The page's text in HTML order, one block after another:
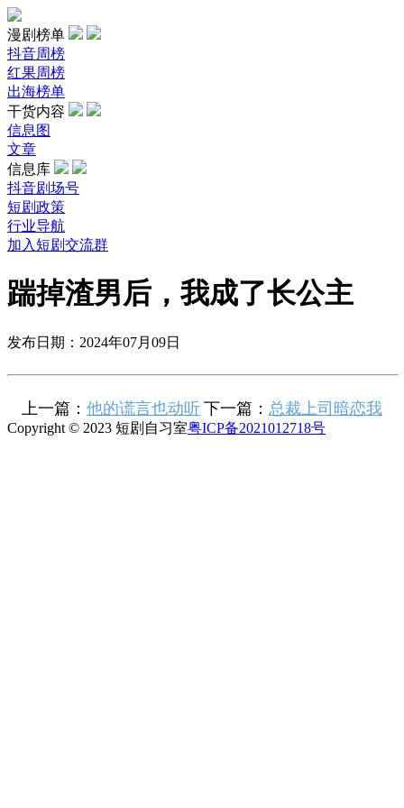
漫剧榜单
抖音周榜
红果周榜
出海榜单
干货内容
信息图
文章
信息库
抖音剧场号
短剧政策
行业导航
加入短剧交流群
踹掉渣男后，我成了长公主
发布日期：2024年07月09日
上一篇： 他的谎言也动听 下一篇： 总裁上司暗恋我
Copyright © 2023 短剧自习室粤ICP备2021012718号